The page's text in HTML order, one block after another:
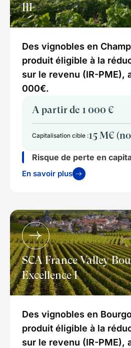
III
Des vignobles en
produit éligible à la
sur le revenu (IR-PME),
000€.
A partir de 1 000 €
Capitalisation cible :15 M€
Risque de perte en
En savoir plus
SCA France Valley
Excellence I
Des vignobles en
produit éligible à la
sur le revenu (IR-PME),